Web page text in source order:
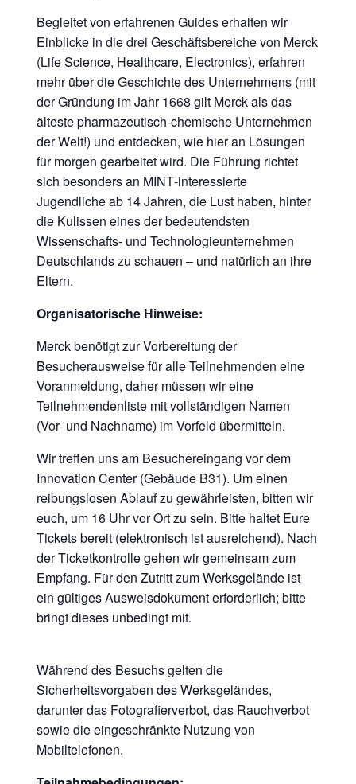
Begleitet von erfahrenen Guides erhalten wir
Einblicke in die drei Geschäftsbereiche von Merck
(Life Science, Healthcare, Electronics), erfahren
mehr über die Geschichte des Unternehmens (mit
der Gründung im Jahr 1668 gilt Merck als das
älteste pharmazeutisch-chemische Unternehmen
der Welt!) und entdecken, wie hier an Lösungen
für morgen gearbeitet wird. Die Führung richtet
sich besonders an MINT‑interessierte
Jugendliche ab 14 Jahren, die Lust haben, hinter
die Kulissen eines der bedeutendsten
Wissenschafts- und Technologieunternehmen
Deutschlands zu schauen – und natürlich an ihre
Eltern.
Organisatorische Hinweise:
Merck benötigt zur Vorbereitung der
Besucherausweise für alle Teilnehmenden eine
Voranmeldung, daher müssen wir eine
Teilnehmendenliste mit vollständigen Namen
(Vor- und Nachname) im Vorfeld übermitteln.
Wir treffen uns am Besuchereingang vor dem
Innovation Center (Gebäude B31). Um einen
reibungslosen Ablauf zu gewährleisten, bitten wir
euch, um 16 Uhr vor Ort zu sein. Bitte haltet Eure
Tickets bereit (elektronisch ist ausreichend). Nach
der Ticketkontrolle gehen wir gemeinsam zum
Empfang. Für den Zutritt zum Werksgelände ist
ein gültiges Ausweisdokument erforderlich; bitte
bringt dieses unbedingt mit.
Während des Besuchs gelten die
Sicherheitsvorgaben des Werksgeländes,
darunter das Fotografierverbot, das Rauchverbot
sowie die eingeschränkte Nutzung von
Mobiltelefonen.